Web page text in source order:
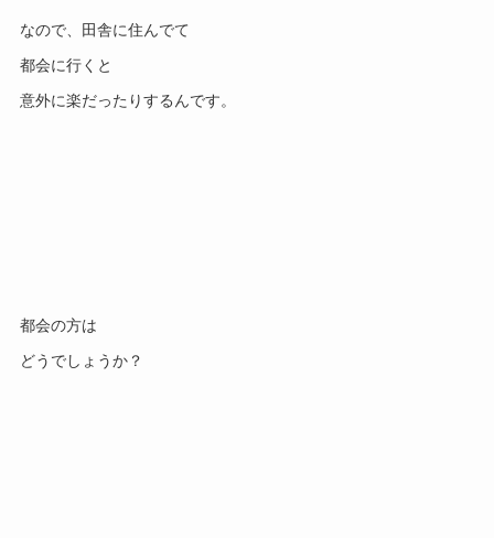
なので、田舎に住んでて
都会に行くと
意外に楽だったりするんです。
都会の方は
どうでしょうか？